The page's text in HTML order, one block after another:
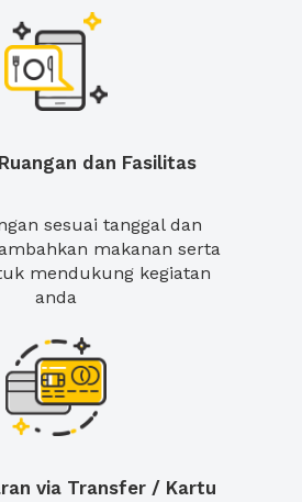
dan Fasilitas
sesuai tanggal dan
makanan serta
mendukung kegiatan
anda
via Transfer / Kartu